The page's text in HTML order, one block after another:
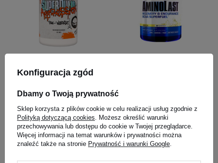
Pump Aggression - 420g
139,00 zł
Kup do 20:00 -wysyłka dzisiaj
WYRÓŻNIONY
109,00 zł
Kup do 20:00 -wysyłka dzisiaj
Konfiguracja zgód
Dbamy o Twoją prywatność
Sklep korzysta z plików cookie w celu realizacji usług zgodnie z
Polityką dotyczącą cookies. Możesz określić warunki
przechowywania lub dostępu do cookie w Twojej przeglądarce.
Więcej informacji na temat warunków i prywatności można
znaleźć także na stronie Prywatność i warunki Google.